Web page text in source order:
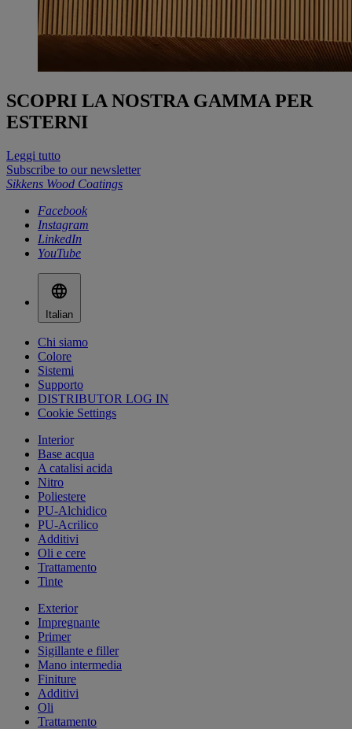
SCOPRI LA NOSTRA GAMMA PER
ESTERNI
Leggi tutto
Subscribe to our newsletter
Sikkens Wood Coatings
Facebook
Instagram
LinkedIn
YouTube
Italian
Chi siamo
Colore
Sistemi
Supporto
DISTRIBUTOR LOG IN
Cookie Settings
Interior
Base acqua
A catalisi acida
Nitro
Poliestere
PU-Alchidico
PU-Acrilico
Additivi
Oli e cere
Trattamento
Tinte
Exterior
Impregnante
Primer
Sigillante e filler
Mano intermedia
Finiture
Additivi
Oli
Trattamento